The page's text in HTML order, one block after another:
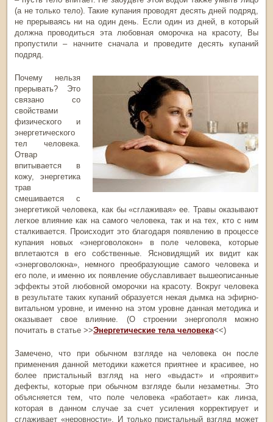
(а не только тело). Такие купания проводят десять дней подряд,
не прерываясь ни на один день. Если один из дней, в который
должна проводиться эта любовная оморочка на красоту, Вы
пропустили – начните сначала и проведите десять купаний
подряд.
Почему нельзя
прерывать? Это
связано со
свойствами
физического и
энергетического
тел человека.
Отвар
впитывается в
кожу, энергетика
трав
смешивается с
энергетикой человека, как бы «сглаживая» ее. Травы оказывают
легкое влияние как на самого человека, так и на тех, кто с ним
сталкивается. Происходит это благодаря появлению в процессе
купания новых «энерговолокон» в поле человека, которые
вплетаются в его собственные. Ясновидящий их видит как
«энерговолокна», немного преобразующие самого человека и
его поле, и именно их появление обуславливает вышеописанные
эффекты этой любовной оморочки на красоту. Вокруг человека
в результате таких купаний образуется некая дымка на эфирно-
витальном уровне, и именно на этом уровне данная методика и
оказывает свое влияние. (О строении энергополя можно
почитать в статье >>Энергетические тела человека<<)
Замечено, что при обычном взгляде на человека он после
применения данной методики кажется приятнее и красивее, но
более пристальный взгляд на него «выдаст» и «проявит»
дефекты, которые при обычном взгляде были незаметны. Это
объясняется тем, что поле человека «работает» как линза,
которая в данном случае за счет усиления корректирует и
сглаживает «неровности». И только пристальный взгляд может